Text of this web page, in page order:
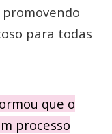
para todas
que o
processo